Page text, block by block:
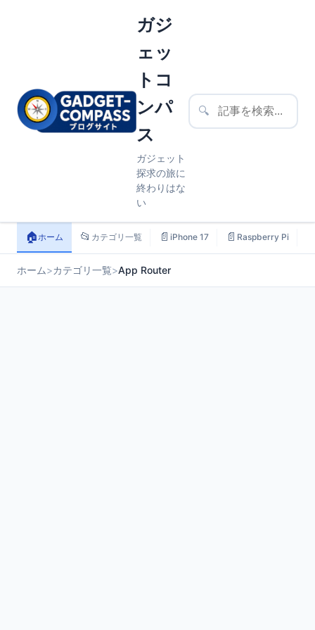
ガジ
ェッ
トコ
ンパ
ス
ガジェット
探求の旅に
終わりはな
い
🔍
🏠ホーム 📂 カテゴリ一覧 📄 iPhone 17 📄 Raspberry Pi
ホーム>カテゴリ一覧>App Router